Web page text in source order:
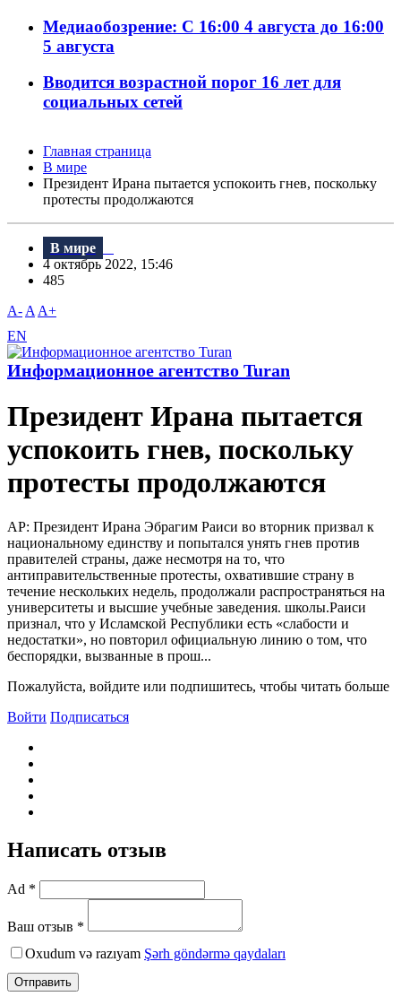
Медиаобозрение: С 16:00 4 августа до 16:00
5 августа
Вводится возрастной порог 16 лет для
социальных сетей
Главная страница
В мире
Президент Ирана пытается успокоить гнев, поскольку
протесты продолжаются
В мире
4 октябрь 2022, 15:46
485
A- A A+
EN
Информационное агентство Turan
Президент Ирана пытается
успокоить гнев, поскольку
протесты продолжаются
AP: Президент Ирана Эбрагим Раиси во вторник призвал к
национальному единству и попытался унять гнев против
правителей страны, даже несмотря на то, что
антиправительственные протесты, охватившие страну в
течение нескольких недель, продолжали распространяться на
университеты и высшие учебные заведения. школы.Раиси
признал, что у Исламской Республики есть «слабости и
недостатки», но повторил официальную линию о том, что
беспорядки, вызванные в прош...
Пожалуйста, войдите или подпишитесь, чтобы читать больше
Войти Подписаться
Написать отзыв
Ad *
Ваш отзыв *
Oxudum və razıyam Şərh göndərmə qaydaları
Отправить